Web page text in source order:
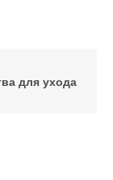
для ухода